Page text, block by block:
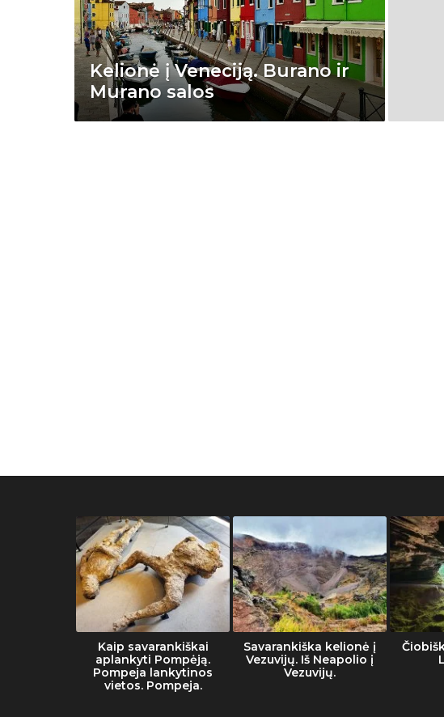
Kelionė į Veneciją. Burano ir
Murano salos
Kaip savarankiškai
aplankyti Pompėją.
Pompeja lankytinos
vietos. Pompeja.
Savarankiška kelionė į
Vezuvijų. Iš Neapolio į
Vezuvijų.